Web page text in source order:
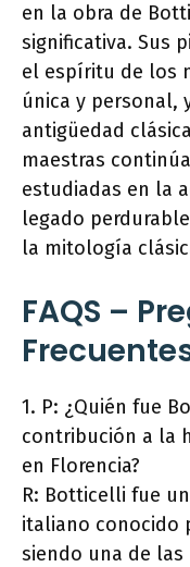
en la obra de
significativa. Sus
el espíritu de los
única y personal,
antigüedad
maestras
estudiadas en la
legado
la mitología
FAQS –
1. P: ¿Quién fue
contribución a la
en Florencia?
R: Botticelli fue
italiano conocido
siendo una de